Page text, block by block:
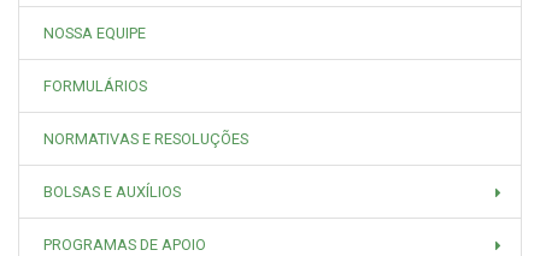
NOSSA EQUIPE
FORMULÁRIOS
NORMATIVAS E RESOLUÇÕES
BOLSAS E AUXÍLIOS
PROGRAMAS DE APOIO